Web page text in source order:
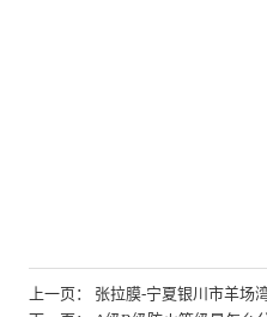
上一页： 张拉膜-宁夏银川市羊场